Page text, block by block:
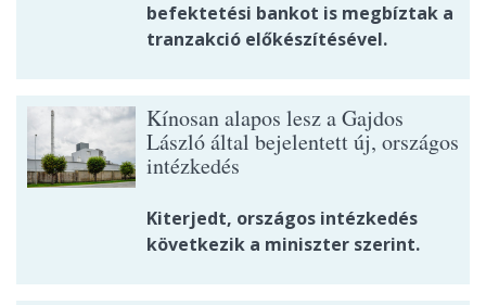
befektetési bankot is megbíztak a
tranzakció előkészítésével.
Kínosan alapos lesz a Gajdos
László által bejelentett új, országos
intézkedés
Kiterjedt, országos intézkedés
következik a miniszter szerint.